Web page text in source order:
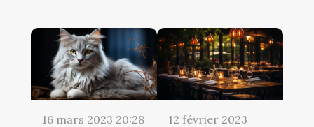
16 mars 2023 20:28
12 février 2023